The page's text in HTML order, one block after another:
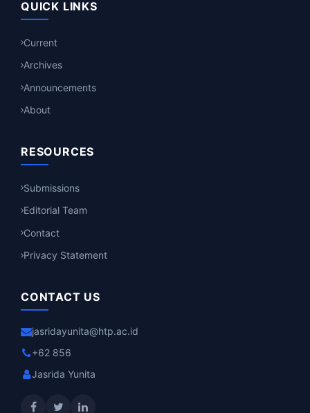
QUICK LINKS
Current
Archives
Announcements
About
RESOURCES
Submissions
Editorial Team
Contact
Privacy Statement
CONTACT US
jasridayunita@htp.ac.id
+62 856
Jasrida Yunita